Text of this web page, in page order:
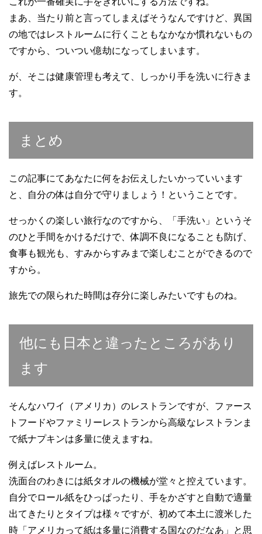
まあ、当たり前と言ってしまえばそうなんですけど、異国
の地ではレストルームに行くこともなかなか慣れないもの
ですから、ついつい億劫になってしまいます。
が、そこは健康管理も考えて、しっかり手を洗いに行きま
す。
まとめ
この記事にてあなたに何をお伝えしたいかっていいます
と、自分の体は自分で守りましょう！ということです。
せっかくの楽しい旅行なのですから、「手洗い」というそ
のひと手間をかけるだけで、体調不良になることも防げ、
食事も観光も、すみからすみまで楽しむことができるので
すから。
旅先での限られた時間は存分に楽しみたいですものね。
他にも日本と違ったところがあり
ます
そんなハワイ（アメリカ）のレストランですが、ファース
トフードやファミリーレストランから高級なレストランま
で紙ナプキンは多量に使えますね。
例えばレストルーム。
洗面台のわきには紙タオルの機械が堂々と控えています。
自分でロール紙をひっぱったり、手をかざすと自動で適量
出てきたりとタイプは様々ですが、初めて本土に渡米した
時「アメリカって紙は多量に消費する国なのだなあ」と思